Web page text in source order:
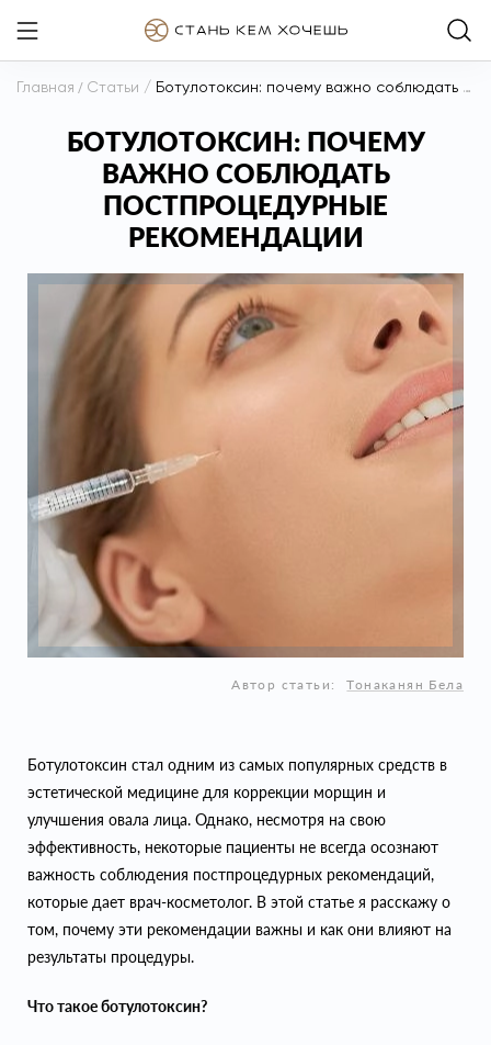
Главная / Статьи / Ботулотоксин: почему важно соблюдать постпроцедурные рекомендации
БОТУЛОТОКСИН: ПОЧЕМУ
ВАЖНО СОБЛЮДАТЬ
ПОСТПРОЦЕДУРНЫЕ
РЕКОМЕНДАЦИИ
Автор статьи: Тонаканян Бела
Ботулотоксин стал одним из самых популярных средств в
эстетической медицине для коррекции морщин и
улучшения овала лица. Однако, несмотря на свою
эффективность, некоторые пациенты не всегда осознают
важность соблюдения постпроцедурных рекомендаций,
которые дает врач-косметолог. В этой статье я расскажу о
том, почему эти рекомендации важны и как они влияют на
результаты процедуры.
Что такое ботулотоксин?